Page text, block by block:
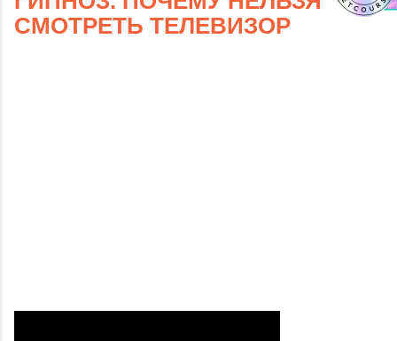
СМОТРЕТЬ ТЕЛЕВИЗОР